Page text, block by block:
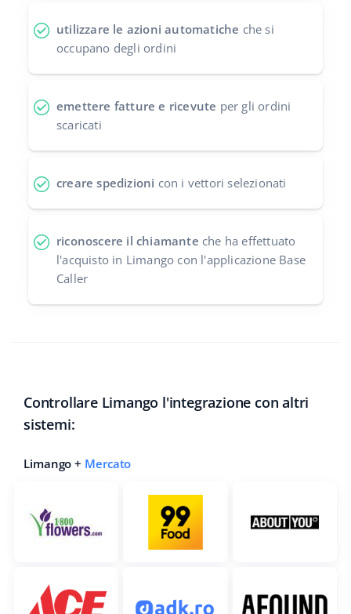
utilizzare le azioni automatiche che si
occupano degli ordini
emettere fatture e ricevute per gli ordini
scaricati
creare spedizioni con i vettori selezionati
riconoscere il chiamante che ha effettuato
l'acquisto in Limango con l'applicazione Base
Caller
Controllare Limango l'integrazione con altri
sistemi:
Limango + Mercato